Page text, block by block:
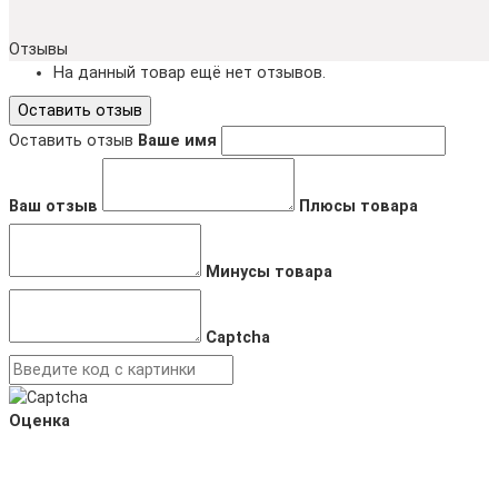
Отзывы
На данный товар ещё нет отзывов.
Оставить отзыв
Оставить отзыв Ваше имя
Ваш отзыв Плюсы товара
Минусы товара
Captcha
Оценка